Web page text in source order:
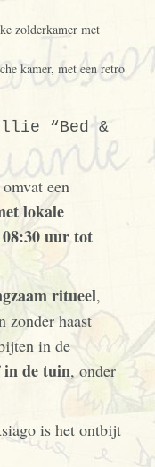
zolderkamer met
kamer, met een retro
“Bed &
een
lokale
uur tot
ritueel,
zonder haast
in de
in de tuin, onder
is het ontbijt